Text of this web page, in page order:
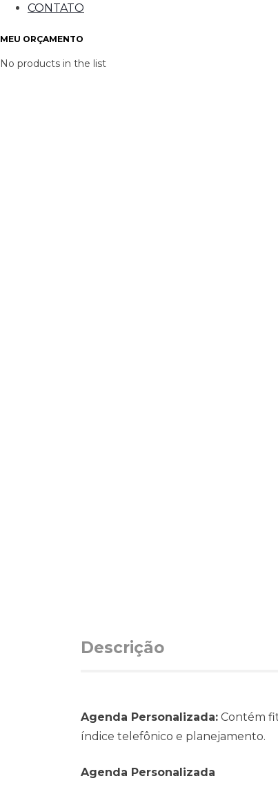
CONTATO
MEU ORÇAMENTO
No products in the list
Descrição
Agenda Personalizada: Contém
índice telefônico e planejamento.
Agenda Personalizada